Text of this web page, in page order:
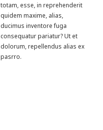
totam, esse, in reprehenderit
quidem maxime, alias,
ducimus inventore fuga
consequatur pariatur? Ut et
dolorum, repellendus alias ex
pasrro.